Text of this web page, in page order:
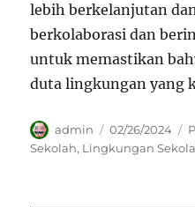
lebih berkelanjutan
berkolaborasi dan
untuk memastikan
duta lingkungan yang
Author
admin
Posted
on
02/26/2024
Sekolah, Lingkungan